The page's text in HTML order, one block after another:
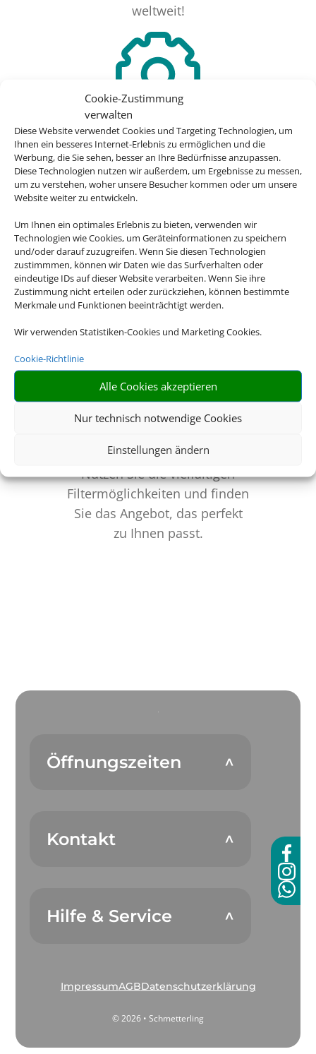
Cookie-Zustimmung
verwalten
Diese Website verwendet Cookies und Targeting Technologien, um
Ihnen ein besseres Internet-Erlebnis zu ermöglichen und die
Werbung, die Sie sehen, besser an Ihre Bedürfnisse anzupassen.
Diese Technologien nutzen wir außerdem, um Ergebnisse zu messen,
um zu verstehen, woher unsere Besucher kommen oder um unsere
Website weiter zu entwickeln.
Um Ihnen ein optimales Erlebnis zu bieten, verwenden wir
Technologien wie Cookies, um Geräteinformationen zu speichern
und/oder darauf zuzugreifen. Wenn Sie diesen Technologien
zustimmmen, können wir Daten wie das Surfverhalten oder
eindeutige IDs auf dieser Website verarbeiten. Wenn Sie ihre
Zustimmung nicht erteilen oder zurückziehen, können bestimmte
Merkmale und Funktionen beeinträchtigt werden.
Wir verwenden Statistiken-Cookies und Marketing Cookies.
Cookie-Richtlinie
Alle Cookies akzeptieren
Nur technisch notwendige Cookies
Einstellungen ändern
weltweit!
Veranstalterhotels stehen in
der Regel für ein hohes Maß
an Qualität.
Individualität pur
Nutzen Sie die vielfältigen
Filtermöglichkeiten und finden
Sie das Angebot, das perfekt
zu Ihnen passt.
Öffnungszeiten
Kontakt
Hilfe & Service
ImpressumAGBDatenschutzerklärung
© 2026 • Schmetterling